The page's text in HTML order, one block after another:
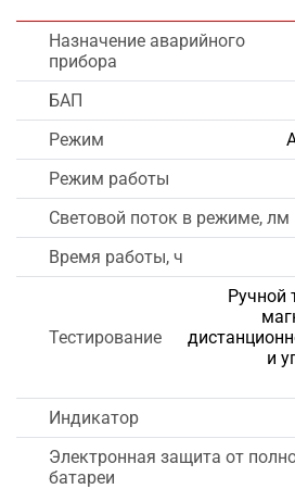
Назначение аварийного
прибора
БАП
Режим
Режим работы
Световой поток в режиме, лм
Время работы, ч
Тестирование
Ручной
и
Индикатор
Электронная защита от
батареи